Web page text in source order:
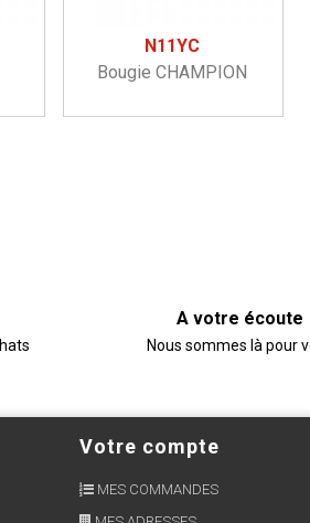
N11YC
Bougie CHAMPION
A votre écoute
Nous sommes là pour
Votre compte
MES COMMANDES